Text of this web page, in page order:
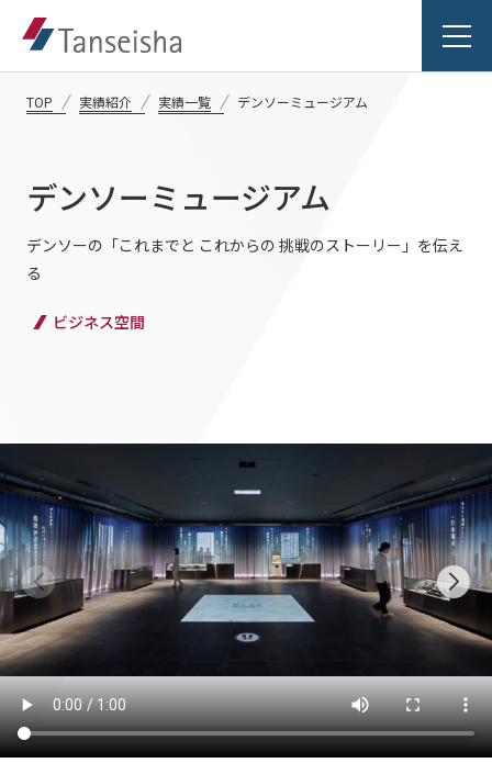
丹青社の想い
丹青社の想いTOP
トップメッセージ
提供サービス・ソリューション一覧
実績紹介TOP
商業空間
ホスピタリティ空間
パブリック空間
ビジネス空間
イベント空間
文化空間
会社情報TOP
会社概要
役員・組織紹介
拠点・グループ会社
オフィス紹介
沿革
IR情報
IR情報TOP
株主・投資家の皆さまへ
業績ハイライト
中期経営計画
サステナビリティ
サステナビリティTOP
トップコミットメント
ニュース
TOP 実績紹介 実績一覧 デンソーミュージアム
デンソーミュージアム
デンソーの「これまでと これからの 挑戦のストーリー」を伝え
る
ビジネス空間